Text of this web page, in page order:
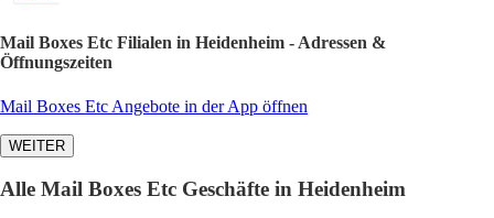
Mail Boxes Etc Filialen in Heidenheim - Adressen &
Öffnungszeiten
Mail Boxes Etc Angebote in der App öffnen
WEITER
Alle Mail Boxes Etc Geschäfte in Heidenheim